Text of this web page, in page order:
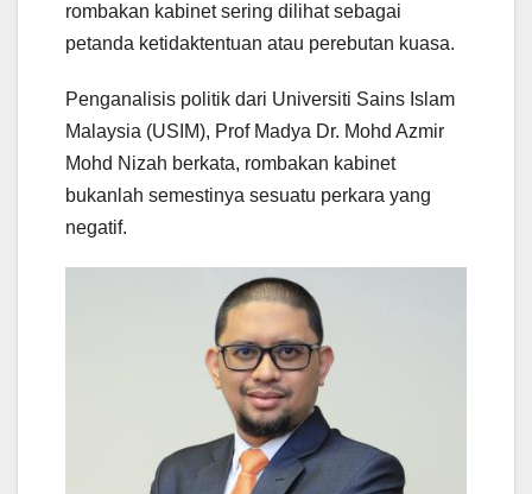
rombakan kabinet sering dilihat sebagai
petanda ketidaktentuan atau perebutan kuasa.
Penganalisis politik dari Universiti Sains Islam
Malaysia (USIM), Prof Madya Dr. Mohd Azmir
Mohd Nizah berkata, rombakan kabinet
bukanlah semestinya sesuatu perkara yang
negatif.